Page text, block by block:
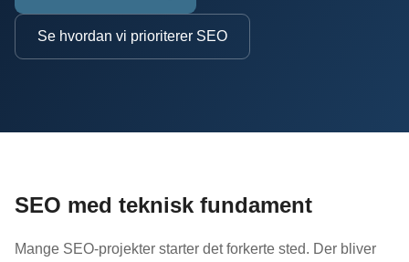
Se hvordan vi prioriterer SEO
SEO med teknisk fundament
Mange SEO-projekter starter det forkerte sted. Der bliver